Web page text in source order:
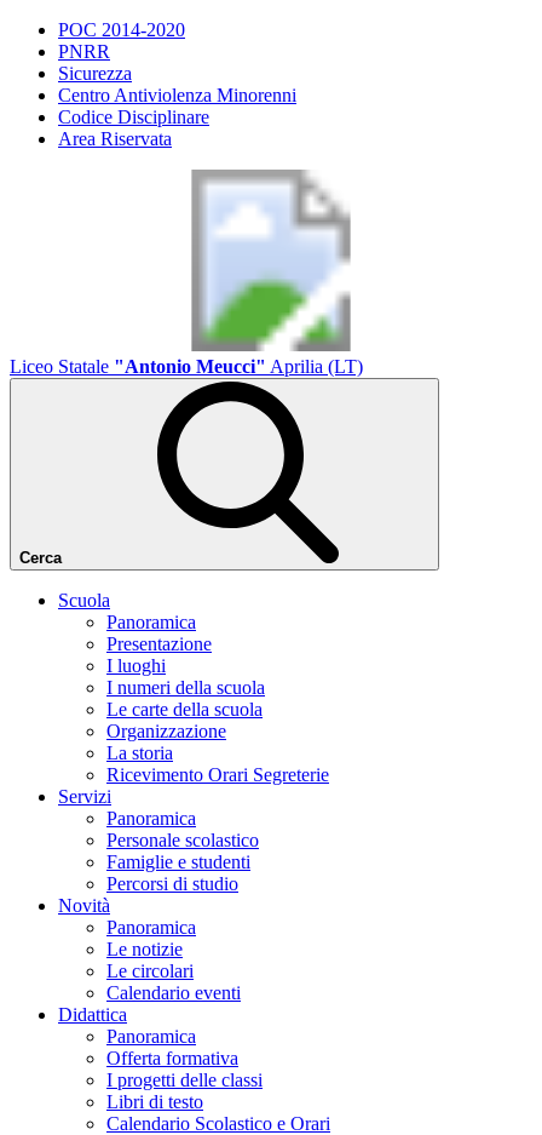
POC 2014-2020
PNRR
Sicurezza
Centro Antiviolenza Minorenni
Codice Disciplinare
Area Riservata
Liceo Statale "Antonio Meucci" Aprilia (LT)
Cerca
Scuola
Panoramica
Presentazione
I luoghi
I numeri della scuola
Le carte della scuola
Organizzazione
La storia
Ricevimento Orari Segreterie
Servizi
Panoramica
Personale scolastico
Famiglie e studenti
Percorsi di studio
Novità
Panoramica
Le notizie
Le circolari
Calendario eventi
Didattica
Panoramica
Offerta formativa
I progetti delle classi
Libri di testo
Calendario Scolastico e Orari